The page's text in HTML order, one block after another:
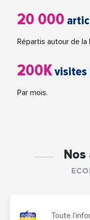
20 000
Répartis autour de la
200Kvisites
Par mois.
Toute